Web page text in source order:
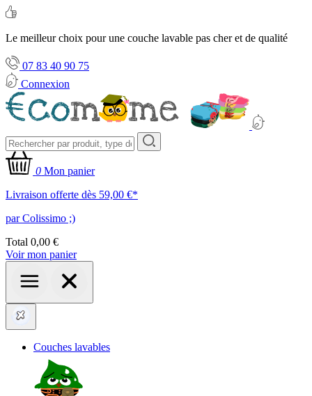
Le meilleur choix pour une couche lavable pas cher et de qualité
07 83 40 90 75
Connexion
0 Mon panier
Livraison offerte dès 59,00 €*
par Colissimo ;)
Total 0,00 €
Voir mon panier
Couches lavables